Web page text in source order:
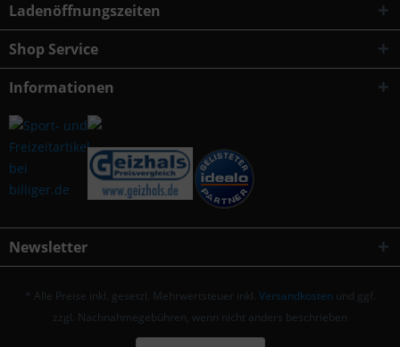
Ladenöffnungszeiten
Shop Service
Informationen
Newsletter
* Alle Preise inkl. gesetzl. Mehrwertsteuer inkl. Versandkosten und ggf.
zzgl. Nachnahmegebühren, wenn nicht anders beschrieben